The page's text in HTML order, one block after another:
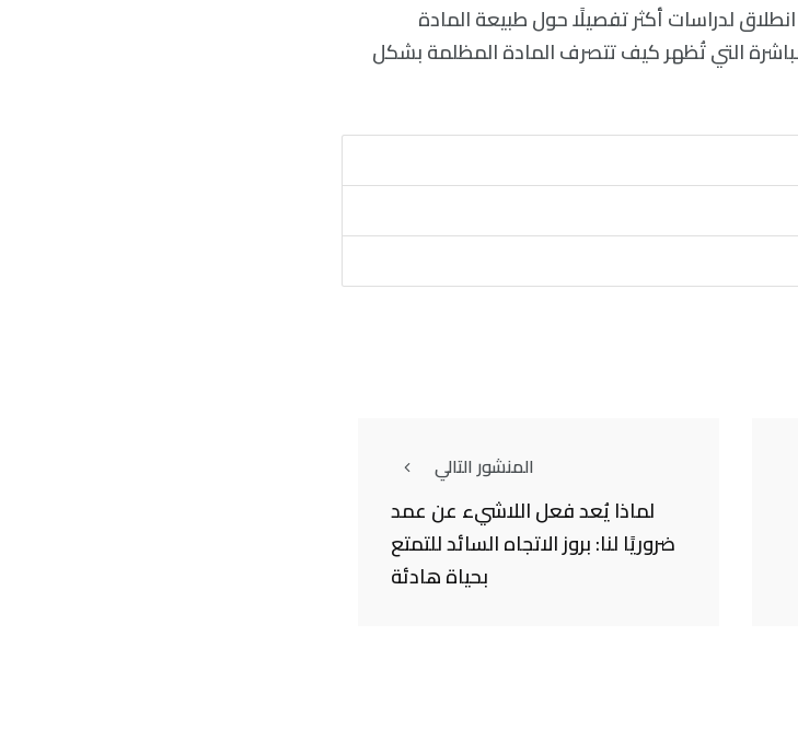
لدراسات أكثر تفصيلًا حول طبيعة المادة
التي تُظهر كيف تتصرف المادة المظلمة بشكل
المنشور التالي
لماذا يُعد فعل اللاشيء عن عمد
ضروريًا لنا: بروز الاتجاه السائد للتمتع
بحياة هادئة